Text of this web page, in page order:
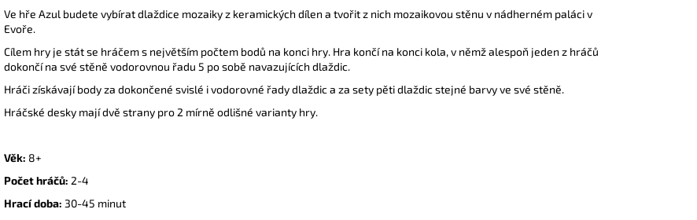
Ve hře Azul budete vybírat dlaždice mozaiky z keramických dílen a tvořit z nich mozaikovou stěnu v nádherném paláci v
Evoře.
Cílem hry je stát se hráčem s největším počtem bodů na konci hry. Hra končí na konci kola, v němž alespoň jeden z hráčů
dokončí na své stěně vodorovnou řadu 5 po sobě navazujících dlaždic.
Hráči získávají body za dokončené svislé i vodorovné řady dlaždic a za sety pěti dlaždic stejné barvy ve své stěně.
Hráčské desky mají dvě strany pro 2 mírně odlišné varianty hry.
Věk: 8+
Počet hráčů: 2-4
Hrací doba: 30-45 minut